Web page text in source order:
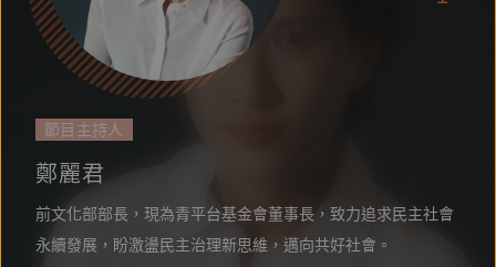
節目主持人
鄭麗君
前文化部部長，現為青平台基金會董事長，致力追求民主社會
永續發展，盼激盪民主治理新思維，邁向共好社會。